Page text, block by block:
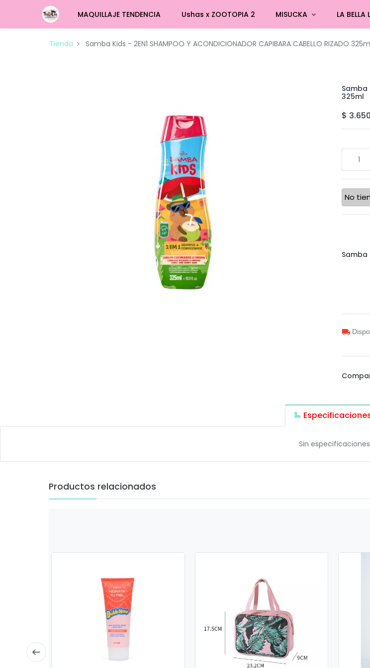
MAQUILLAJE TENDENCIA Ushas x ZOOTOPIA 2 MISUCKA LA BELLA
Tienda Samba Kids - 2EN1 SHAMPOO Y ACONDICIONADOR CAPIBARA CABELLO RIZADO
Samba
325ml
$ 3.650
No
Samba
Sin especificaciones
Productos relacionados